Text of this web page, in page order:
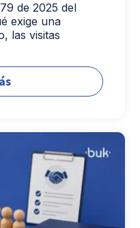
de 2025 del
exige una
las visitas